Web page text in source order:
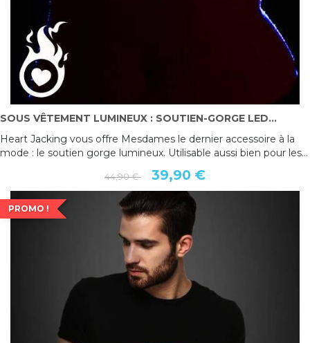
SOUS VÊTEMENT LUMINEUX : SOUTIEN-GORGE LED...
Heart Jacking vous offre Mesdames le dernier accessoire à la
mode : le soutien gorge lumineux. Utilisable aussi bien pour les...
44,90 € 39,90 €
PROMO !